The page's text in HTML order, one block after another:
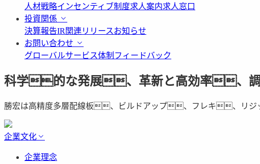
人材戦略インセンティブ制度求人案内求人窓口
投資関係
決算報告IR関連リリースお知らせ
お問い合わせ
グローバルサービス体制 フィードバック
科学的な発展、革新と高効率、調
勝宏は高精度多層配線板、ビルドアップ、フレキ、リ
企業文化
企業理念